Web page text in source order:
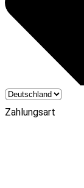
Zahlungsart